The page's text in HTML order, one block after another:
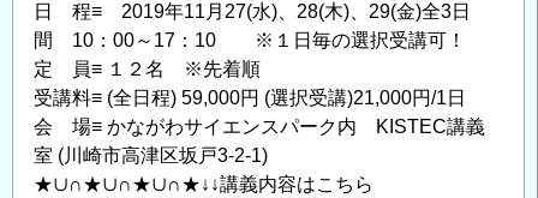
験
の
日 程≡ 2019年11月27(水)、28(木)、29(金)全3日
間 10：00～17：10 ※１日毎の選択受講可！
定 員≡ １２名 ※先着順
受講料≡ (全日程) 59,000円 (選択受講)21,000円/1日
会 場≡ かながわサイエンスパーク内 KISTEC講義
室 (川崎市高津区坂戸3-2-1)
★∪∩★∪∩★∪∩★↓↓講義内容はこちら